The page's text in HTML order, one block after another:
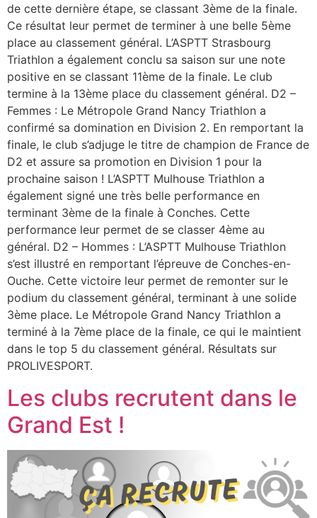
de cette dernière étape, se classant 3ème de la finale.
Ce résultat leur permet de terminer à une belle 5ème
place au classement général. L’ASPTT Strasbourg
Triathlon a également conclu sa saison sur une note
positive en se classant 11ème de la finale. Le club
termine à la 13ème place du classement général. D2 –
Femmes : Le Métropole Grand Nancy Triathlon a
confirmé sa domination en Division 2. En remportant la
finale, le club s’adjuge le titre de champion de France de
D2 et assure sa promotion en Division 1 pour la
prochaine saison ! L’ASPTT Mulhouse Triathlon a
également signé une très belle performance en
terminant 3ème de la finale à Conches. Cette
performance leur permet de se classer 4ème au
général. D2 – Hommes : L’ASPTT Mulhouse Triathlon
s’est illustré en remportant l’épreuve de Conches-en-
Ouche. Cette victoire leur permet de remonter sur le
podium du classement général, terminant à une solide
3ème place. Le Métropole Grand Nancy Triathlon a
terminé à la 7ème place de la finale, ce qui le maintient
dans le top 5 du classement général. Résultats sur
PROLIVESPORT.
Les clubs recrutent dans le
Grand Est !